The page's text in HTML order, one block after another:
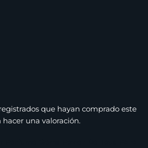
que hayan comprado este
una valoración.